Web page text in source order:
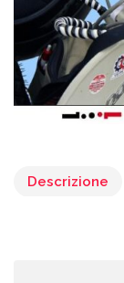
Descrizione